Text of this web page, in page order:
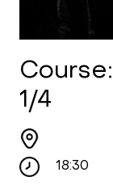
1/4
18:30